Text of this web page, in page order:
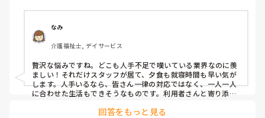
と思う仕事内容ってありますか？
不満なのは16時までの勤務の職員が多いので、16時〜18時
は2人です。17時夕食が提供されるのですが
早く食べてもらって18時までには全員寝てもらうんです。
なみ
介護福祉士, デイサービス
贅沢な悩みですね。どこも人手不足で嘆いている業界なのに羨
ましい！それだけスタッフが居て、夕食も就寝時間も早い気が
します。人手いるなら、皆さん一律の対応ではなく、一人一人
に合わせた生活もできそうなものです。利用者さんと寄り添っ
トを開催したり、工作レクをしてみたり…やることを探せばい
回答をもっと見る